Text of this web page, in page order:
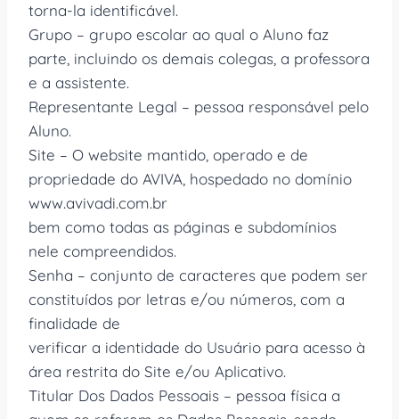
torna-la identificável.
Grupo – grupo escolar ao qual o Aluno faz
parte, incluindo os demais colegas, a professora
e a assistente.
Representante Legal – pessoa responsável pelo
Aluno.
Site – O website mantido, operado e de
propriedade do AVIVA, hospedado no domínio
www.avivadi.com.br
bem como todas as páginas e subdomínios
nele compreendidos.
Senha – conjunto de caracteres que podem ser
constituídos por letras e/ou números, com a
finalidade de
verificar a identidade do Usuário para acesso à
área restrita do Site e/ou Aplicativo.
Titular Dos Dados Pessoais – pessoa física a